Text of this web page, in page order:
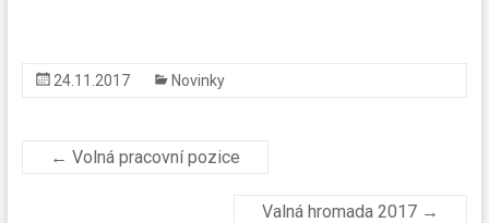
24.11.2017 Novinky
← Volná pracovní pozice
Valná hromada 2017 →